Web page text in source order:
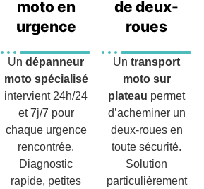
moto en
urgence
Un dépanneur
moto spécialisé
intervient 24h/24
et 7j/7 pour
chaque urgence
rencontrée.
Diagnostic
rapide, petites
de deux-
roues
Untransport
moto sur
plateau permet
d’acheminer un
deux-roues en
toute sécurité.
Solution
particulièrement